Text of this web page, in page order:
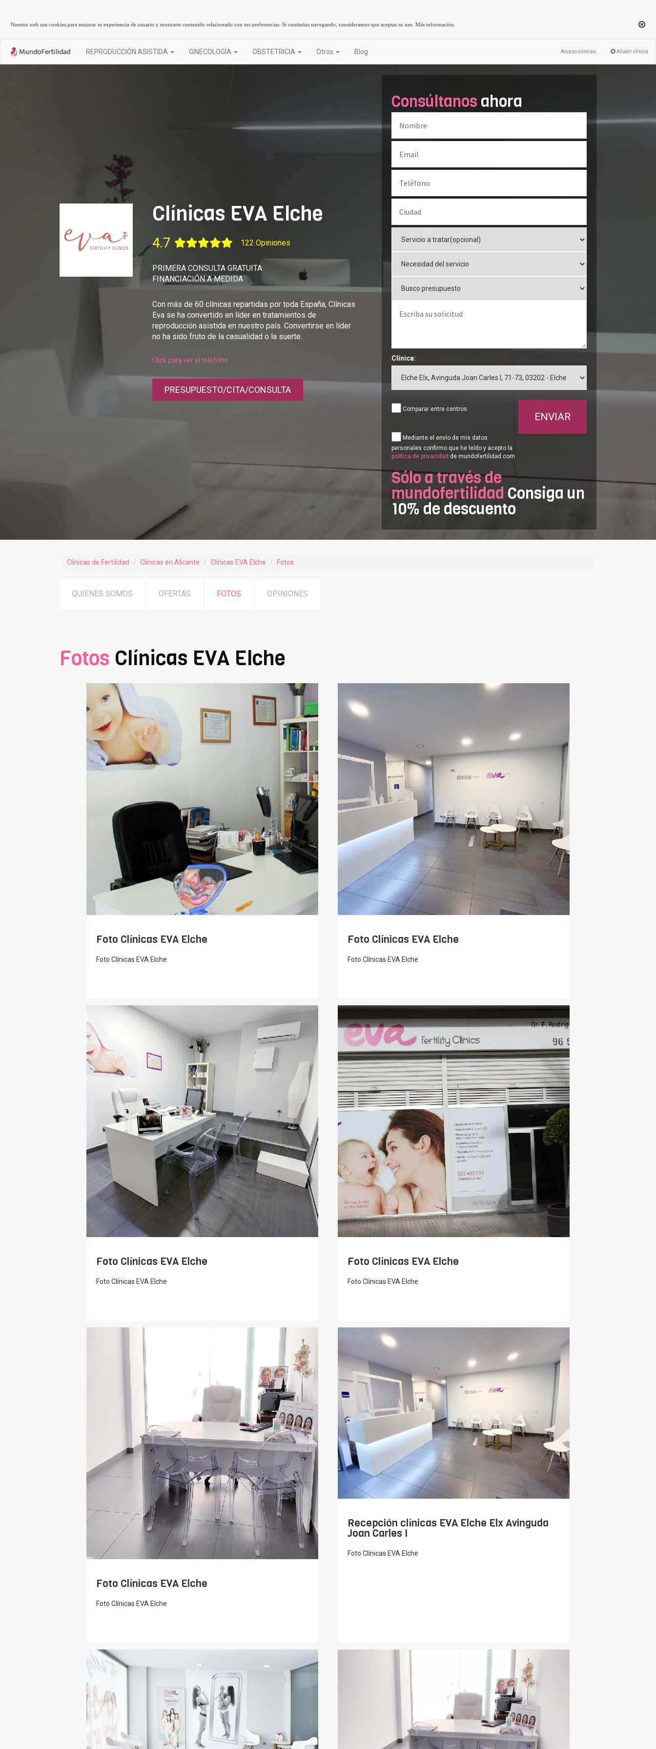
Nuestra web usa cookies para mejorar tu experiencia de usuario y mostrarte contenido relacionado con tus preferencias. Si continúas navegando, consideramos que aceptas su uso.Más información
REPRODUCCIÓN ASISTIDA GINECOLOGÍA OBSTETRICIA Otros Blog Acceso clínicas Añadir clínica
Clínicas EVA Elche
4.7 122 Opiniones
PRIMERA CONSULTA GRATUITA
FINANCIACIÓN A MEDIDA
Con más de 60 clínicas repartidas por toda España, Clínicas
Eva se ha convertido en líder en tratamientos de
reproducción asistida en nuestro país. Convertirse en líder
no ha sido fruto de la casualidad o la suerte.
Click para ver el teléfono
PRESUPUESTO/CITA/CONSULTA
Consúltanos ahora
Clínica:
Comparar entre centros.
Mediante el envío de mis datos
personales confirmo que he leído y acepto la
política de privacidad de mundofertilidad.com
ENVIAR
Sólo a través de
mundofertilidad Consiga un
10% de descuento
Clínicas de Fertilidad Clínicas en Alicante Clínicas EVA Elche Fotos
QUIENES SOMOS OFERTAS FOTOS OPINIONES
Fotos Clínicas EVA Elche
Foto Clínicas EVA Elche
Foto Clínicas EVA Elche
Foto Clínicas EVA Elche
Foto Clínicas EVA Elche
Foto Clínicas EVA Elche
Foto Clínicas EVA Elche
Foto Clínicas EVA Elche
Foto Clínicas EVA Elche
Foto Clínicas EVA Elche
Foto Clínicas EVA Elche
Recepción clínicas EVA Elche Elx Avinguda
Joan Carles I
Foto Clínicas EVA Elche